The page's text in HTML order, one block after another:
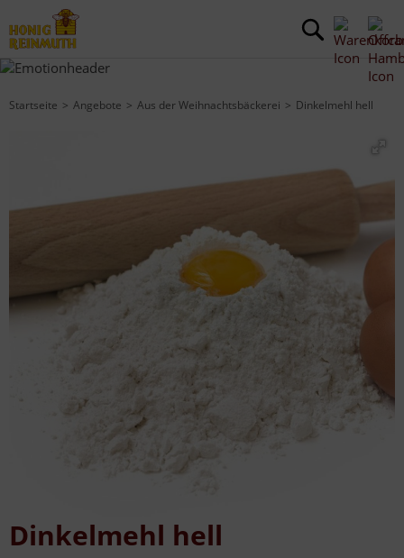
Startseite Angebote Aus der Weihnachtsbäckerei Dinkelmehl hell
Dinkelmehl hell